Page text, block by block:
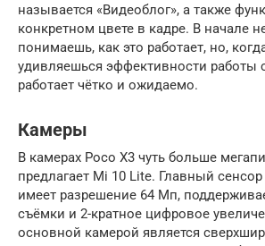
называется «Видеоблог», а также
конкретном цвете в кадре. В начале
понимаешь, как это работает, но,
удивляешься эффективности работы
работает чётко и ожидаемо.
Камеры
В камерах Poco X3 чуть больше
предлагает Mi 10 Lite. Главный сенсор
имеет разрешение 64 Мп,
съёмки и 2-кратное цифровое
основной камерой является